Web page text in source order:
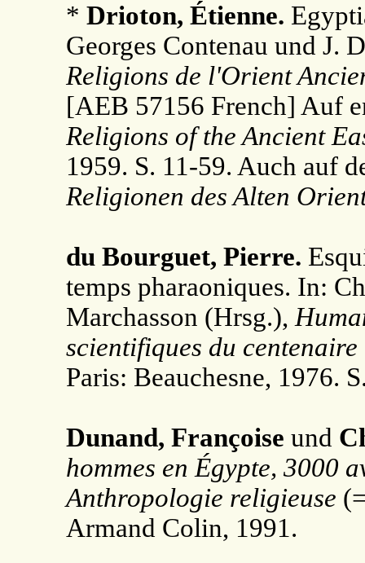
* Drioton, Étienne.
Georges Contenau und J.
Religions de l'Orient
[AEB 57156 French] Auf
Religions of the Ancient
1959. S. 11-59. Auch auf
Religionen des Alten
du Bourguet, Pierre.
temps pharaoniques. In:
Marchasson (Hrsg.),
scientifiques du
Paris: Beauchesne, 1976.
Dunand, Françoise und
hommes en Égypte, 3000
Anthropologie religieuse
Armand Colin, 1991.